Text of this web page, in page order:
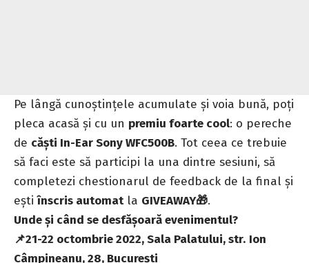
Pe lângă cunoștințele acumulate și voia bună, poți
pleca acasă și cu un premiu foarte cool: o pereche
de căști In-Ear Sony WFC500B. Tot ceea ce trebuie
să faci este să participi la una dintre sesiuni, să
completezi chestionarul de feedback de la final și
eștiînscris automatla GIVEAWAY🎁.
Unde și când se desfășoară evenimentul?
📌21-22 octombrie 2022, Sala Palatului, str. Ion
Câmpineanu, 28, București